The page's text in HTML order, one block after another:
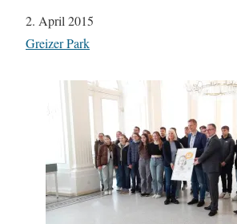
Datum
2. April 2015
In Bezug auf
Greizer Park